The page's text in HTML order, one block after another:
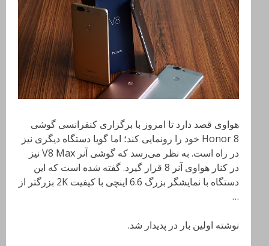
هواوی قصد دارد تا امروز با برگزاری کنفرانسی گوشی
Honor 8 خود را رونمایی کند؛ اما گویا دستگاه دیگری نیز
در راه است. به نظر می‌رسد که گوشی آنر V8 Max نیز
در کنار هواوی آنر 8 قرار گیرد. گفته شده است که این
دستگاه با نمایشگر بزرگ 6.6 اینچی با کیفیت 2K بزرگتر از
…
نوشته اولین بار در پدیدار شد.